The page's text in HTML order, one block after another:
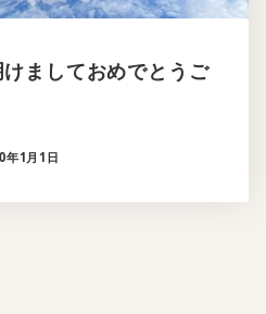
ましておめでとうご
年1月1日